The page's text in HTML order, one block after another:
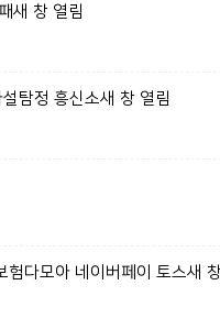
새 창 열림
탐정 흥신소새 창 열림
다모아 네이버페이 토스새